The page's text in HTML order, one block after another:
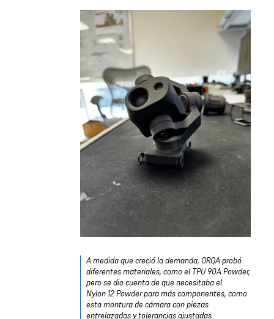
A medida que creció la demanda, ORQA probó
diferentes materiales, como el TPU 90A Powder,
pero se dio cuenta de que necesitaba el
Nylon 12 Powder para más componentes, como
esta montura de cámara con piezas
entrelazadas y tolerancias ajustadas.